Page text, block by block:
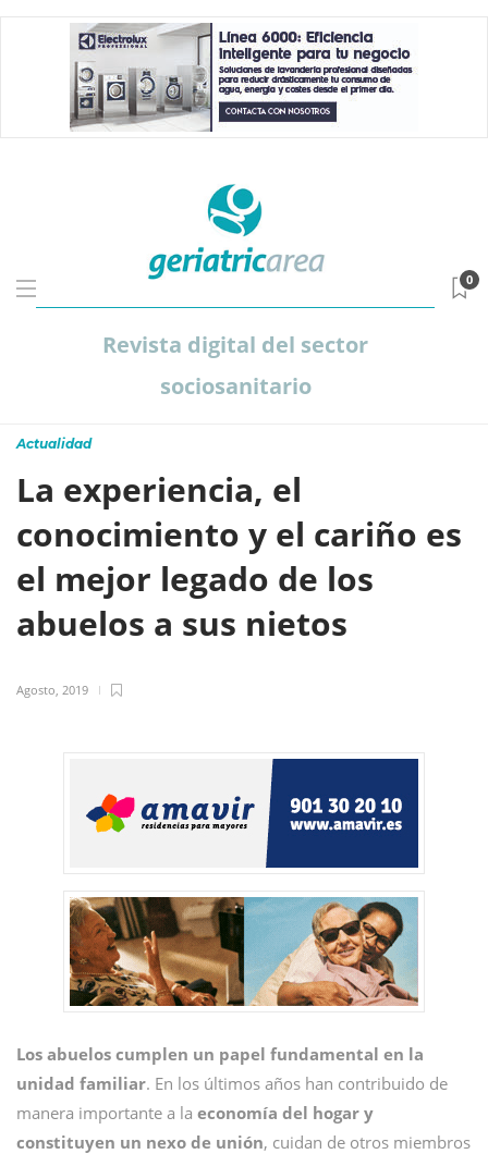
Revista digital del sector
sociosanitario
0
Actualidad
La experiencia, el
conocimiento y el cariño es
el mejor legado de los
abuelos a sus nietos
Agosto, 2019
Los abuelos cumplen un papel fundamental en la
unidad familiar. En los últimos años han contribuido de
manera importante a la economía del hogar y
constituyen un nexo de unión, cuidan de otros miembros